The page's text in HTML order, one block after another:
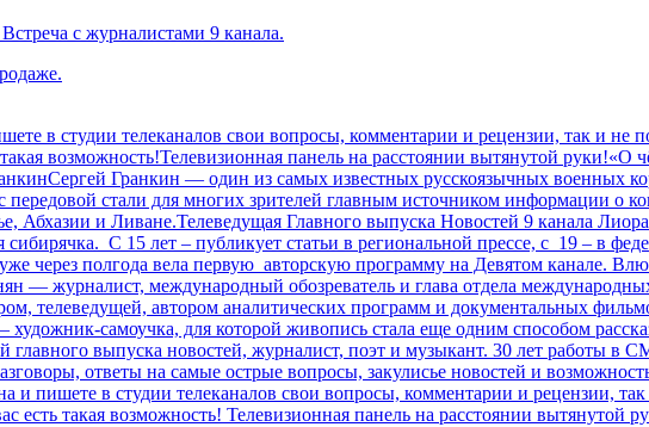
с журналистами 9 канала.
в студии телеканалов свои вопросы, комментарии и рецензии, так и
возможность!Телевизионная панель на расстоянии вытянутой
Гранкин — один из самых известных русскоязычных военных
стали для многих зрителей главным источником информации о
Абхазии и Ливане.Телеведущая Главного выпуска Новостей 9 канала
С 15 лет – публикует статьи в региональной прессе, с 19 – в
через полгода вела первую авторскую программу на Девятом канале.
— журналист, международный обозреватель и глава отдела
телеведущей, автором аналитических программ и документальных
самоучка, для которой живопись стала еще одним способом
выпуска новостей, журналист, поэт и музыкант. 30 лет работы в
ответы на самые острые вопросы, закулисье новостей и
и пишете в студии телеканалов свои вопросы, комментарии и рецензии,
есть такая возможность! Телевизионная панель на расстоянии